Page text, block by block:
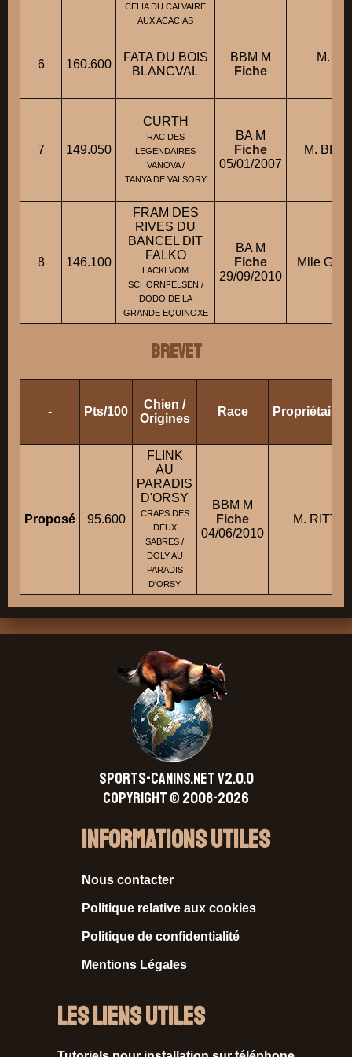
CELIA DU CALVAIRE
AUX ACACIAS
6 160.600
FATA DU BOIS
BLANCVAL
BBM M
Fiche
M.
7 149.050
CURTH
RAC DES
LEGENDAIRES
VANOVA /
TANYA DE VALSORY
BA M
Fiche
05/01/2007
M.
8 146.100
FRAM DES
RIVES DU
BANCEL DIT
FALKO
LACKI VOM
SCHORNFELSEN /
DODO DE LA
GRANDE EQUINOXE
BA M
Fiche
29/09/2010
Mlle
BREVET
- Pts/100
Chien /
Origines
Race Propriétaire/
Proposé 95.600
FLINK
AU
PARADIS
D'ORSY
CRAPS DES
DEUX
SABRES /
DOLY AU
PARADIS
D'ORSY
BBM M
Fiche
04/06/2010
M.
SPORTS-CANINS.NET V2.0.0
Copyright © 2008-2026
Informations Utiles
Nous contacter
Politique relative aux cookies
Politique de confidentialité
Mentions Légales
Les liens utiles